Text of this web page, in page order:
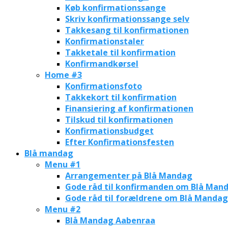
Køb konfirmationssange
Skriv konfirmationssange selv
Takkesang til konfirmationen
Konfirmationstaler
Takketale til konfirmation
Konfirmandkørsel
Home #3
Konfirmationsfoto
Takkekort til konfirmation
Finansiering af konfirmationen
Tilskud til konfirmationen
Konfirmationsbudget
Efter Konfirmationsfesten
Blå mandag
Menu #1
Arrangementer på Blå Mandag
Gode råd til konfirmanden om Blå
Gode råd til forældrene om Blå Mandag
Menu #2
Blå Mandag Aabenraa